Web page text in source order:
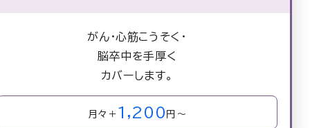
がん・心筋こうそく・
脳卒中を手厚く
カバーします。
月々＋ 1,200 円～